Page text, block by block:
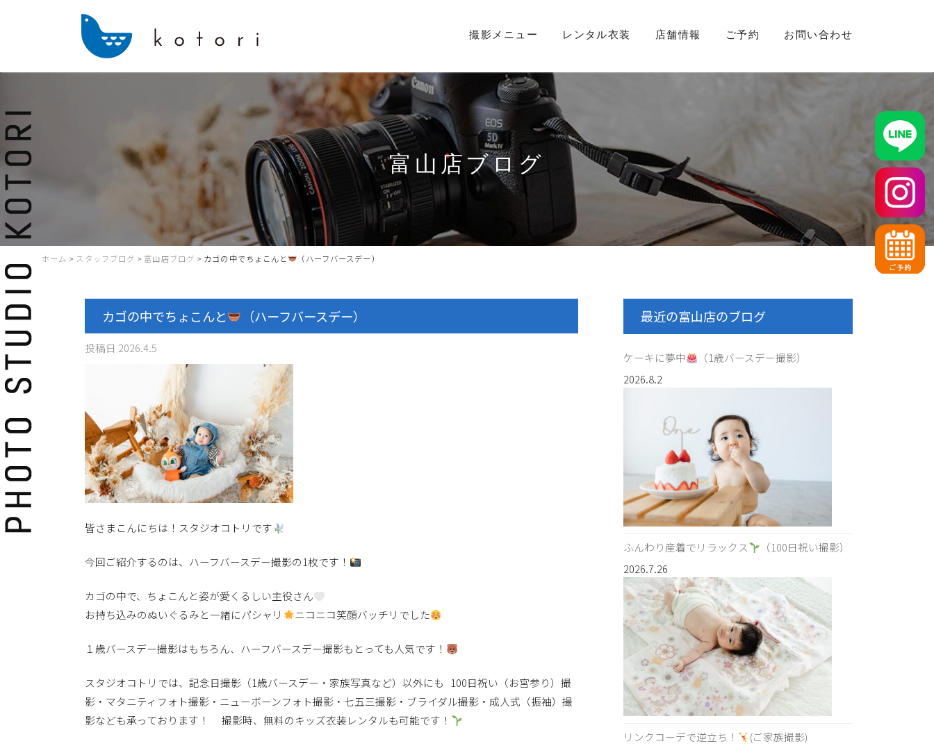
撮影メニュー レンタル衣装 店舗情報 ご予約 お問い合わせ
富山店ブログ
ホーム > スタッフブログ > 富山店ブログ > カゴの中でちょこんと （ハーフバースデー）
カゴの中でちょこんと （ハーフバースデー）
投稿日 2026.4.5
皆さまこんにちは！スタジオコトリです
今回ご紹介するのは、ハーフバースデー撮影の1枚です！
カゴの中で、ちょこんと姿が愛くるしい主役さん
お持ち込みのぬいぐるみと一緒にパシャリ
ニコニコ笑顔バッチリでした
１歳バースデー撮影はもちろん、ハーフバースデー撮影もとっても人気です！
スタジオコトリでは、記念日撮影（1歳バースデー・家族写真など）以外にも 100日祝い（お宮参り）撮
影・マタニティフォト撮影・ニューボーンフォト撮影・七五三撮影・ブライダル撮影・成人式（振袖）撮
影なども承っております！ 撮影時、無料のキッズ衣装レンタルも可能です！
最近の富山店のブログ
ケーキに夢中
（1歳バースデー撮影）
2026.8.2
ふんわり産着でリラックス
（100日祝い撮影）
2026.7.26
リンクコーデで逆立ち！
(ご家族撮影)